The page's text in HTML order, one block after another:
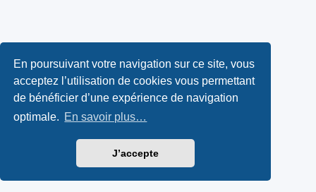
En poursuivant votre navigation sur ce site, vous
acceptez l’utilisation de cookies vous permettant
de bénéficier d’une expérience de navigation
optimale. En savoir plus…
J’accepte